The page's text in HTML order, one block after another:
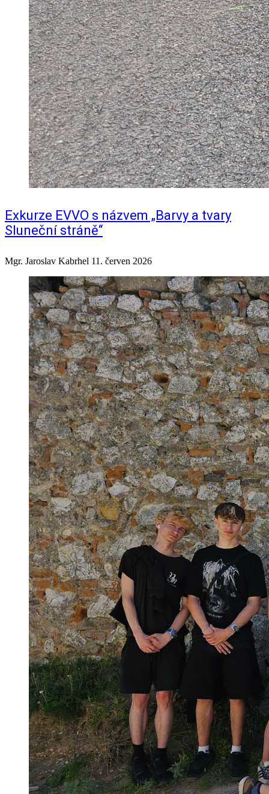
Exkurze EVVO s názvem „Barvy a tvary
Sluneční stráně“
Mgr. Jaroslav Kabrhel 11. červen 2026